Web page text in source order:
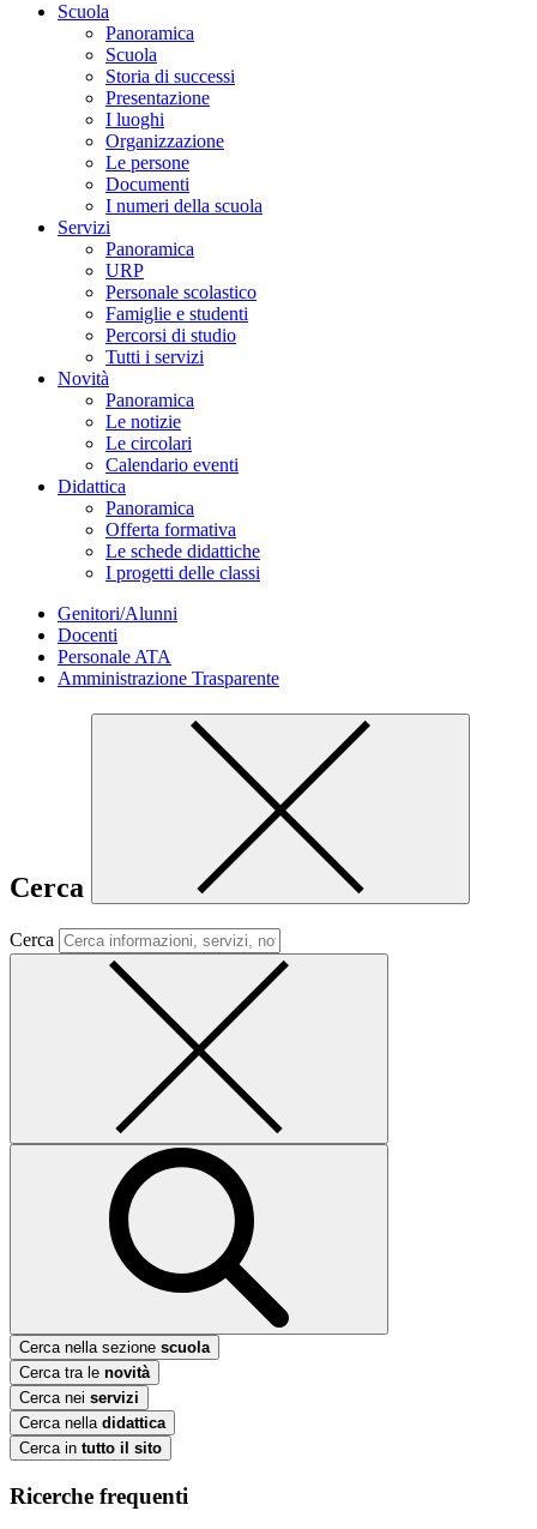
Scuola
Panoramica
Scuola
Storia di successi
Presentazione
I luoghi
Organizzazione
Le persone
Documenti
I numeri della scuola
Servizi
Panoramica
URP
Personale scolastico
Famiglie e studenti
Percorsi di studio
Tutti i servizi
Novità
Panoramica
Le notizie
Le circolari
Calendario eventi
Didattica
Panoramica
Offerta formativa
Le schede didattiche
I progetti delle classi
Genitori/Alunni
Docenti
Personale ATA
Amministrazione Trasparente
Cerca
Cerca
Cerca nella sezione scuola
Cerca tra le novità
Cerca nei servizi
Cerca nella didattica
Cerca in tutto il sito
Ricerche frequenti